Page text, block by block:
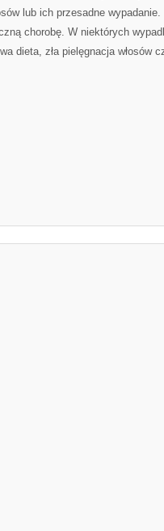
lub ich przesadne
chorobę. W niektórych
dieta, zła pielęgnacja włosów